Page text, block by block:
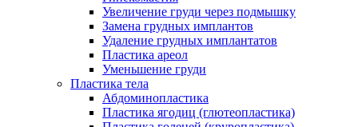
Увеличение груди через подмышку
Замена грудных имплантов
Удаление грудных имплантатов
Пластика ареол
Уменьшение груди
Пластика тела
Абдоминопластика
Пластика ягодиц (глютеопластика)